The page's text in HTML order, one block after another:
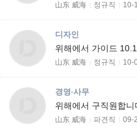
山东 威海 정규직 10-
디자인
위해에서 가이드
山东 威海 정규직 10-
경영·사무
위해에서 구직원합니
山东 威海 파견직 09-